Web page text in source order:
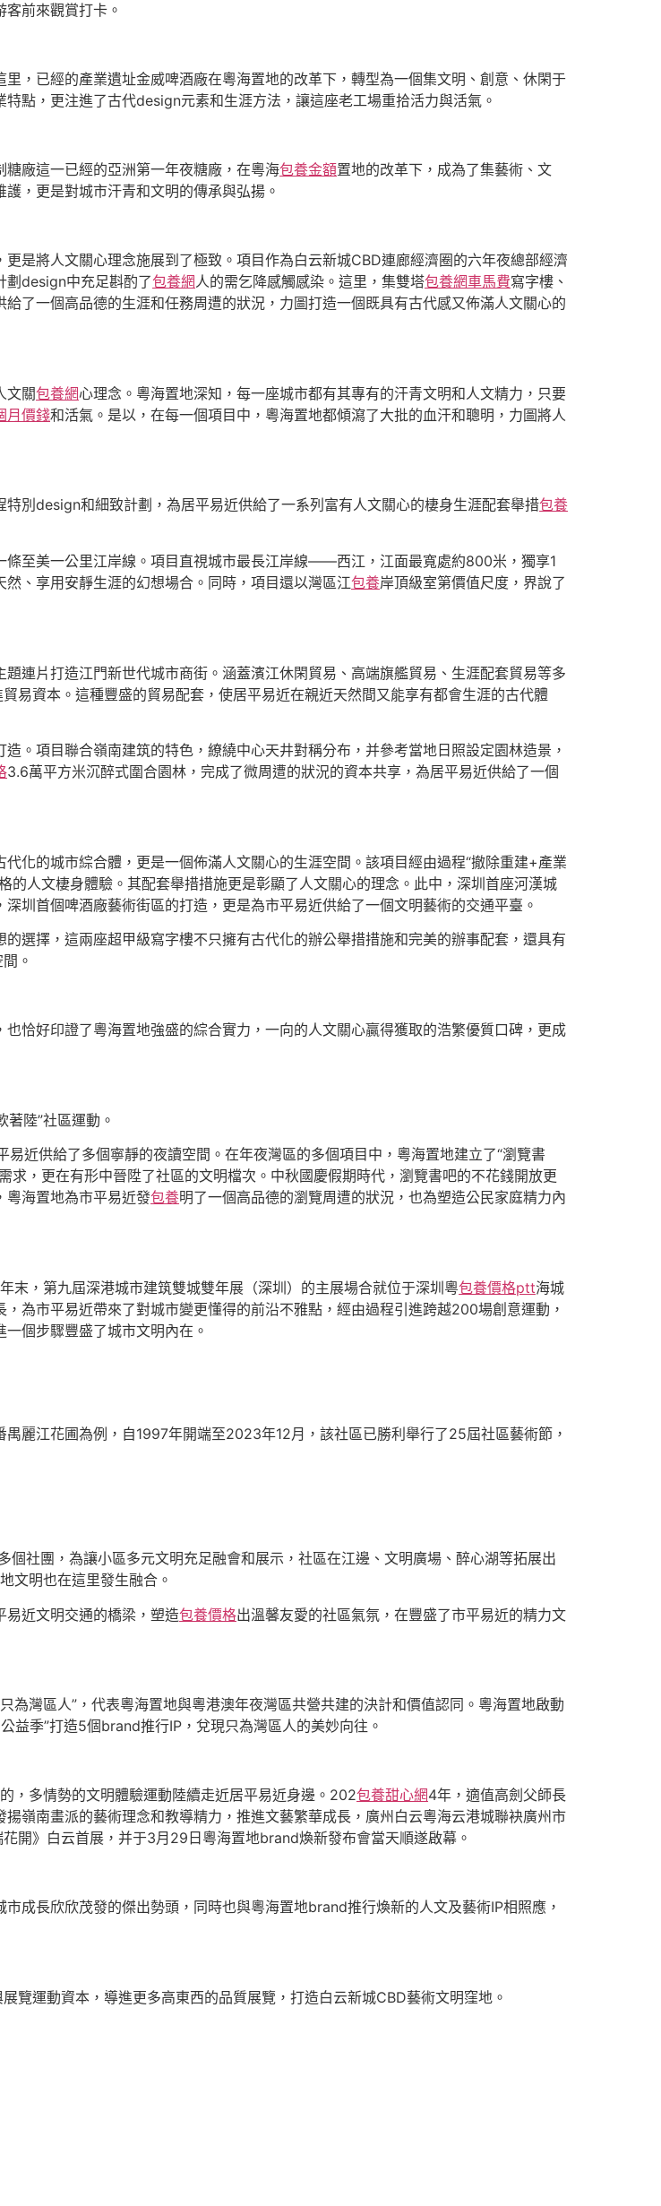
前來觀賞打卡。
，已經的產業遺址金威啤酒廠在粵海置地的改革下，轉型為一個集文明、創意、休閑于
點，更注進了古代design元素和生涯方法，讓這座老工場重拾活力與活氣。
廠這一已經的亞洲第一年夜糖廠，在粵海包養金額置地的改革下，成為了集藝術、文
，更是對城市汗青和文明的傳承與弘揚。
是將人文關心理念施展到了極致。項目作為白云新城CBD連廊經濟圈的六年夜總部經濟
劃design中充足斟酌了包養網人的需乞降感觸感染。這里，集雙塔包養網車馬費寫字樓、
了一個高品德的生涯和任務周遭的狀況，力圖打造一個既具有古代感又佈滿人文關心的
文關包養網心理念。粵海置地深知，每一座城市都有其專有的汗青文明和人文精力，只要
月價錢和活氣。是以，在每一個項目中，粵海置地都傾瀉了大批的血汗和聰明，力圖將人
特別design和細致計劃，為居平易近供給了一系列富有人文關心的棲身生涯配套舉措包養
條至美一公里江岸線。項目直視城市最長江岸線——西江，江面最寬處約800米，獨享1
、享用安靜生涯的幻想場合。同時，項目還以灣區江包養岸頂級室第價值尺度，界說了
連片打造江門新世代城市商街。涵蓋濱江休閑貿易、高端旗艦貿易、生涯配套貿易等多
易資本。這種豐盛的貿易配套，使居平易近在親近天然間又能享有都會生涯的古代體
。項目聯合嶺南建筑的特色，繚繞中心天井對稱分布，并參考當地日照設定園林造景，
3.6萬平方米沉醉式圍合園林，完成了微周遭的狀況的資本共享，為居平易近供給了一個
代化的城市綜合體，更是一個佈滿人文關心的生涯空間。該項目經由過程“撤除重建+產業
人文棲身體驗。其配套舉措措施更是彰顯了人文關心的理念。此中，深圳首座河漢城
圳首個啤酒廠藝術街區的打造，更是為市平易近供給了一個文明藝術的交通平臺。
的選擇，這兩座超甲級寫字樓不只擁有古代化的辦公舉措措施和完美的辦事配套，還具有
。
恰好印證了粵海置地強盛的綜合實力，一向的人文關心贏得獲取的浩繁優質口碑，更成
陸”社區運動。
近供給了多個寧靜的夜讀空間。在年夜灣區的多個項目中，粵海置地建立了“瀏覽書
，更在有形中晉陞了社區的文明檔次。中秋國慶假期時代，瀏覽書吧的不花錢開放更
粵海置地為市平易近發包養明了一個高品德的瀏覽周遭的狀況，也為塑造公民家庭精力內
末，第九屆深港城市建筑雙城雙年展（深圳）的主展場合就位于深圳粵包養價格ptt海城
為市平易近帶來了對城市變更懂得的前沿不雅點，經由過程引進跨越200場創意運動，
個步驟豐盛了城市文明內在。
麗江花圃為例，自1997年開端至2023年12月，該社區已勝利舉行了25屆社區藝術節，
社團，為讓小區多元文明充足融會和展示，社區在江邊、文明廣場、醉心湖等拓展出
文明也在這里發生融合。
近文明交通的橋梁，塑造包養價格出溫馨友愛的社區氣氛，在豐盛了市平易近的精力文
灣區人”，代表粵海置地與粵港澳年夜灣區共營共建的決計和價值認同。粵海置地啟動
益季”打造5個brand推行IP，兌現只為灣區人的美妙向往。
，多情勢的文明體驗運動陸續走近居平易近身邊。202包養甜心網4年，適值高劍父師長
嶺南畫派的藝術理念和教導精力，推進文藝繁華成長，廣州白云粵海云港城聯袂廣州市
開》白云首展，并于3月29日粵海置地brand煥新發布會當天順遂啟幕。
成長欣欣茂發的傑出勢頭，同時也與粵海置地brand推行煥新的人文及藝術IP相照應，
覽運動資本，導進更多高東西的品質展覽，打造白云新城CBD藝術文明窪地。